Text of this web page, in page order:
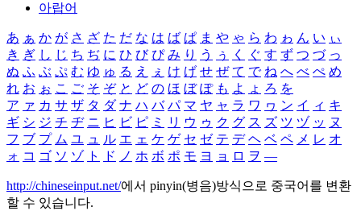
아랍어
あ ぁ か が さ ざ た だ な は ば ぱ ま や ゃ ら わ ゎ ん い ぃ
き ぎ し じ ち ぢ に ひ び ぴ み り う ぅ く ぐ す ず つ づ っ
ぬ ふ ぶ ぷ む ゆ ゅ る え ぇ け げ せ ぜ て で ね へ べ ぺ め
れ お ぉ こ ご そ ぞ と ど の ほ ぼ ぽ も よ ょ ろ を
ア ァ カ サ ザ タ ダ ナ ハ バ パ マ ヤ ャ ラ ワ ヮ ン イ ィ キ
ギ シ ジ チ ヂ ニ ヒ ビ ピ ミ リ ウ ゥ ク グ ス ズ ツ ヅ ッ ヌ
フ ブ プ ム ユ ュ ル エ ェ ケ ゲ セ ゼ テ デ ヘ ベ ペ メ レ オ
ォ コ ゴ ソ ゾ ト ド ノ ホ ボ ポ モ ヨ ョ ロ ヲ ―
http://chineseinput.net/에서 pinyin(병음)방식으로 중국어를 변환
할 수 있습니다.